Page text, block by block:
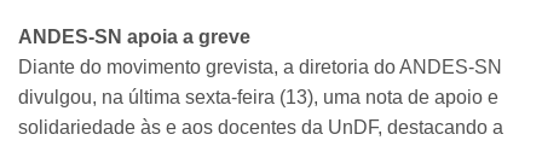
ANDES-SN apoia a greve
Diante do movimento grevista, a diretoria do ANDES-SN
divulgou, na última sexta-feira (13), uma nota de apoio e
solidariedade às e aos docentes da UnDF, destacando a